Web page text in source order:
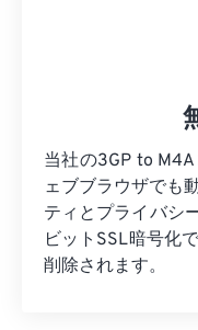
当社の3GP to
ェブブラウザでも
ティとプライバシ
ビットSSL暗号化
削除されます。